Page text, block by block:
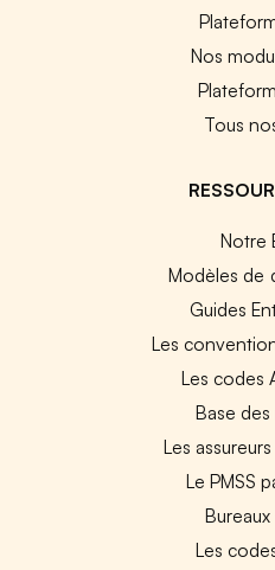
Nos
Tous
Notre
Modèles de
Guides
Les
Les codes
Base
Les
Le PMSS
Bureaux
Les